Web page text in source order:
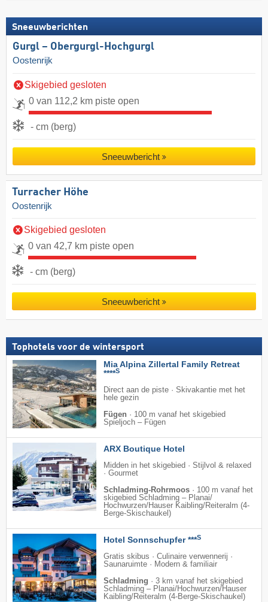
Sneeuwberichten
Gurgl – Obergurgl-Hochgurgl
Oostenrijk
Skigebied gesloten
0 van 112,2 km piste open
- cm (berg)
Sneeuwbericht
Turracher Höhe
Oostenrijk
Skigebied gesloten
0 van 42,7 km piste open
- cm (berg)
Sneeuwbericht
Tophotels voor de wintersport
Mia Alpina Zillertal Family Retreat
****S
Direct aan de piste · Skivakantie met het
hele gezin
Fügen · 100 m vanaf het skigebied
Spieljoch – Fügen
ARX Boutique Hotel
Midden in het skigebied · Stijlvol & relaxed
· Gourmet
Schladming-Rohrmoos · 100 m vanaf het
skigebied Schladming – Planai/​
Hochwurzen/​Hauser Kaibling/​Reiteralm (4-
Berge-Skischaukel)
Hotel Sonnschupfer ***S
Gratis skibus · Culinaire verwennerij ·
Saunaruimte · Modern & familiair
Schladming · 3 km vanaf het skigebied
Schladming – Planai/​Hochwurzen/​Hauser
Kaibling/​Reiteralm (4-Berge-Skischaukel)